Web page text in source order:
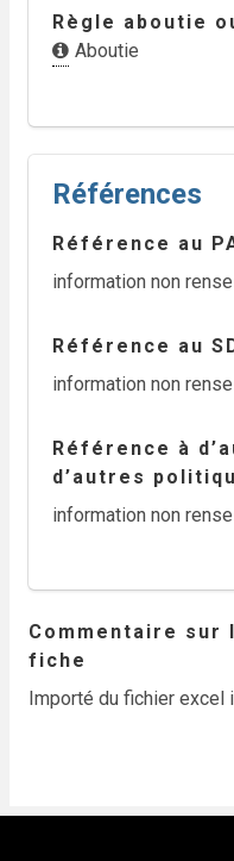
Règle aboutie
Aboutie
Références
Référence au
information non
Référence au
information non
Référence à
d’autres
information non
Commentaire sur
fiche
Importé du fichier excel